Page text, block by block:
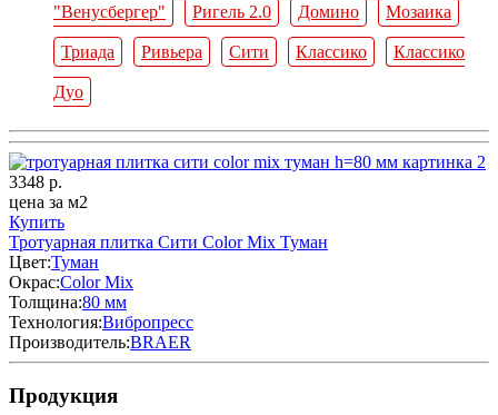
"Венусбергер" Ригель 2.0 Домино Мозаика
Триада Ривьера Сити Классико Классико
Дуо
3348 р.
цена за м2
Купить
Тротуарная плитка Сити Color Mix Туман
Цвет:Туман
Окрас:Color Mix
Толщина:80 мм
Технология:Вибропресс
Производитель:BRAER
Продукция